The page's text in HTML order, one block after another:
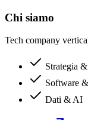
Chi siamo
Tech company
Strategia
Software
Dati & AI